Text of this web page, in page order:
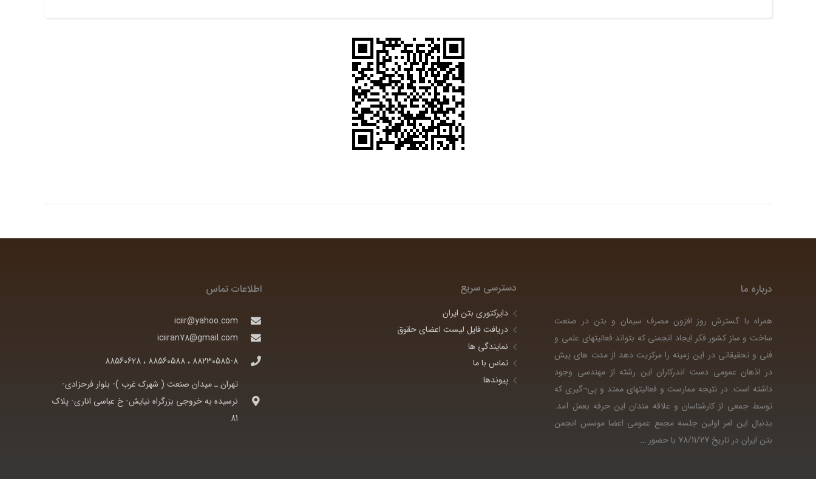
درباره ما
همراه با گسترش روز افزون مصرف سیمان و بتن در صنعت
ساخت و ساز کشور فکر ایجاد انجمنی که بتواند فعالیتهای علمی و
فنی و تحقیقاتی در این زمینه را مرکزیت دهد از مدت های پیش
در اذهان عمومی دست اندرکاران این رشته از مهندسی وجود
داشته است. در نتیجه ممارست و فعالیتهای ممتد و پی¬گیری که
توسط جمعی از کارشناسان و علاقه مندان این حرفه بعمل آمد.
بدنبال این امر اولین جلسه مجمع عمومی اعضا موسس انجمن
بتن ایران در تاریخ 78/11/27 با حضور
…
دسترسی سریع
دایرکتوری بتن ایران
دریافت فایل لیست اعضای حقوق
نمایندگی ها
تماس با ما
پیوندها
اطلاعات تماس
iciir@yahoo.com
iciiran78@gmail.com
88230585-8 ، 88560588 ، 88560628
تهران ـ ميدان صنعت ( شهرک غرب )- بلوار فرحزادی-
نرسيده به خروجی بزرگراه نيايش- خ عباسی اناری- پلاک
81